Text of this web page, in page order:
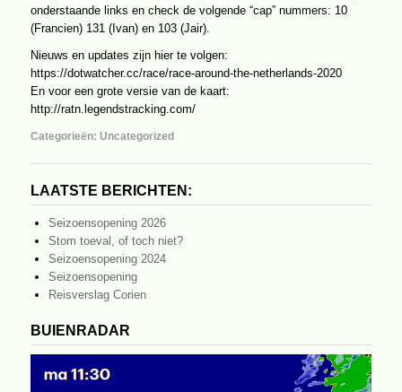
onderstaande links en check de volgende “cap” nummers: 10
(Francien) 131 (Ivan) en 103 (Jair).
Nieuws en updates zijn hier te volgen:
https://dotwatcher.cc/race/race-around-the-netherlands-2020
En voor een grote versie van de kaart:
http://ratn.legendstracking.com/
Categorieën: Uncategorized
LAATSTE BERICHTEN:
Seizoensopening 2026
Stom toeval, of toch niet?
Seizoensopening 2024
Seizoensopening
Reisverslag Corien
BUIENRADAR